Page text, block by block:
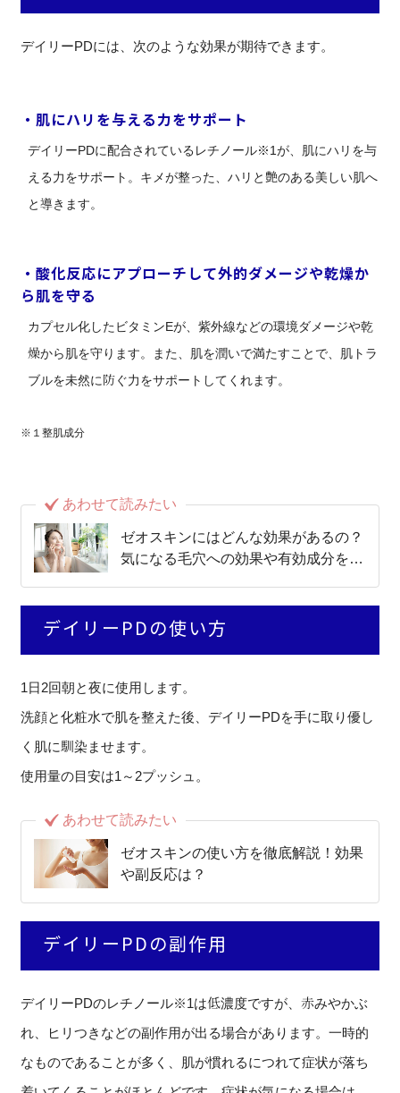
デイリーPDには、次のような効果が期待できます。
・肌にハリを与える力をサポート
デイリーPDに配合されているレチノール※1が、肌にハリを与
える力をサポート。キメが整った、ハリと艶のある美しい肌へ
と導きます。
・酸化反応にアプローチして外的ダメージや乾燥か
ら肌を守る
カプセル化したビタミンEが、紫外線などの環境ダメージや乾
燥から肌を守ります。また、肌を潤いで満たすことで、肌トラ
ブルを未然に防ぐ力をサポートしてくれます。
※１整肌成分
あわせて読みたい
ゼオスキンにはどんな効果があるの？
気になる毛穴への効果や有効成分を徹
デイリーPDの使い方
1日2回朝と夜に使用します。
洗顔と化粧水で肌を整えた後、デイリーPDを手に取り優し
く肌に馴染ませます。
使用量の目安は1～2プッシュ。
あわせて読みたい
ゼオスキンの使い方を徹底解説！効果
や副反応は？
デイリーPDの副作用
デイリーPDのレチノール※1は低濃度ですが、赤みやかぶ
れ、ヒリつきなどの副作用が出る場合があります。一時的
なものであることが多く、肌が慣れるにつれて症状が落ち